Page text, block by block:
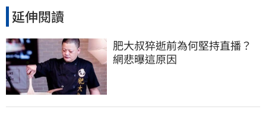
延伸閱讀
肥大叔猝逝前為何堅持直播？
網悲曝這原因